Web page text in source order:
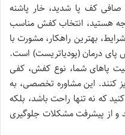
صافی کف پا شدید، خار پاشنه
هستید، انتخاب کفش مناسب
بهترین راهکار، مشورت با
درمان (پودیاتریست) است.
پاهای شما، نوع کفش، کفی
کنند. این مشاوره تخصصی، به
که نه تنها راحت باشد، بلکه
و از پیشرفت مشکلات جلوگیری